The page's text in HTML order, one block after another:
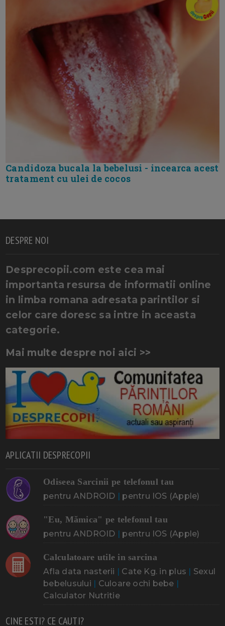
Candidoza bucala la bebelusi - incearca acest
tratament cu ulei de cocos
DESPRE NOI
Desprecopii.com este cea mai
importanta resursa de informatii online
in limba romana adresata parintilor si
celor care doresc sa intre in aceasta
categorie.
Mai multe despre noi aici >>
APLICATII DESPRECOPII
Odiseea Sarcinii pe telefonul tau
pentru ANDROID | pentru IOS (Apple)
"Eu, Mămica" pe telefonul tau
pentru ANDROID | pentru IOS (Apple)
Calculatoare utile in sarcina
Afla data nasterii | Cate Kg. in plus | Sexul
bebelusului | Culoare ochi bebe |
Calculator Nutritie
CINE ESTI? CE CAUTI?